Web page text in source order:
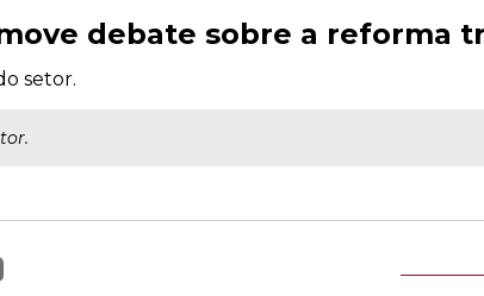
debate sobre a reforma
setor.